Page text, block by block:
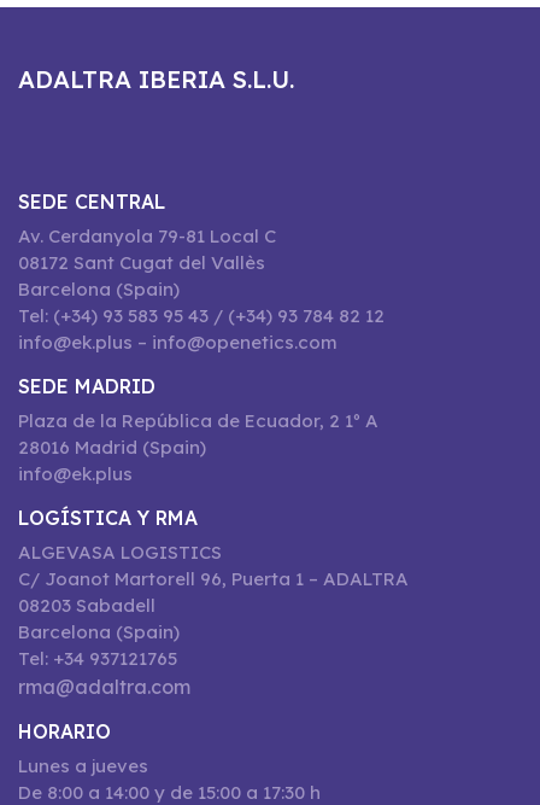
ADALTRA IBERIA S.L.U.
SEDE CENTRAL
Av. Cerdanyola 79-81 Local C
08172 Sant Cugat del Vallès
Barcelona (Spain)
Tel: (+34) 93 583 95 43 / (+34) 93 784 82 12
info@ek.plus – info@openetics.com
SEDE MADRID
Plaza de la República de Ecuador, 2 1º A
28016 Madrid (Spain)
info@ek.plus
LOGÍSTICA Y RMA
ALGEVASA LOGISTICS
C/ Joanot Martorell 96, Puerta 1 – ADALTRA
08203 Sabadell
Barcelona (Spain)
Tel: +34 937121765
rma@adaltra.com
HORARIO
Lunes a jueves
De 8:00 a 14:00 y de 15:00 a 17:30 h